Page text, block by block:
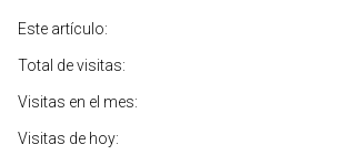
Este artículo:
Total de visitas:
Visitas en el mes:
Visitas de hoy: